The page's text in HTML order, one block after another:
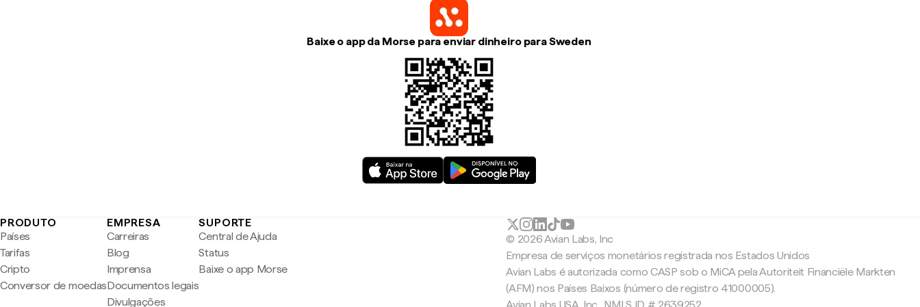
Baixe o app da Morse para enviar dinheiro para Sweden
PRODUTO
Países
Tarifas
Cripto
Conversor de moedas
EMPRESA
Carreiras
Blog
Imprensa
Documentos legais
Divulgações
SUPORTE
Central de Ajuda
Status
Baixe o app Morse
© 2026 Avian Labs, Inc
Empresa de serviços monetários registrada nos Estados Unidos
Avian Labs é autorizada como CASP sob o MiCA pela Autoriteit Financiële Markten
(AFM) nos Países Baixos (número de registro 41000005).